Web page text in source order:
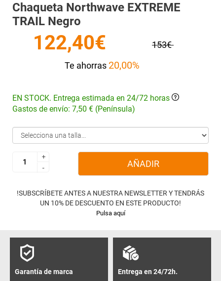
Chaqueta Northwave EXTREME
TRAIL Negro
122,40€
153€
Te ahorras 20,00%
EN STOCK. Entrega estimada en 24/72 horas
Gastos de envío: 7,50 € (Península)
+
-
+
-
AÑADIR
!SUBSCRÍBETE ANTES A NUESTRA NEWSLETTER Y TENDRÁS
UN 10% DE DESCUENTO EN ESTE PRODUCTO!
Pulsa aquí
Garantía de marca
Entrega en 24/72h.